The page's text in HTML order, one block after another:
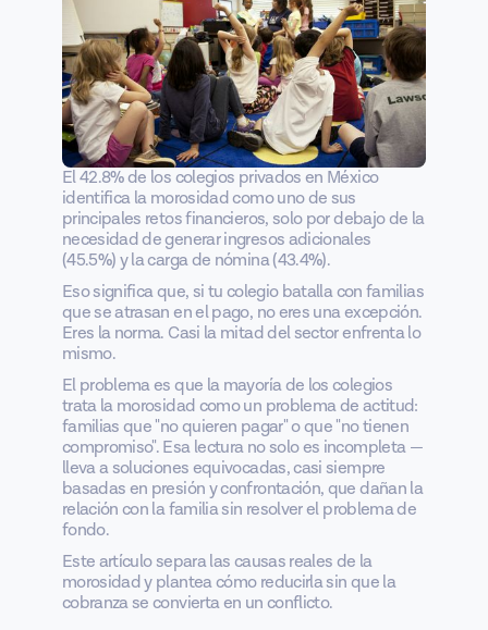
El 42.8% de los colegios privados en México
identifica la morosidad como uno de sus
principales retos financieros, solo por debajo de la
necesidad de generar ingresos adicionales
(45.5%) y la carga de nómina (43.4%).
Eso significa que, si tu colegio batalla con familias
que se atrasan en el pago, no eres una excepción.
Eres la norma. Casi la mitad del sector enfrenta lo
mismo.
El problema es que la mayoría de los colegios
trata la morosidad como un problema de actitud:
familias que "no quieren pagar" o que "no tienen
compromiso". Esa lectura no solo es incompleta —
lleva a soluciones equivocadas, casi siempre
basadas en presión y confrontación, que dañan la
relación con la familia sin resolver el problema de
fondo.
Este artículo separa las causas reales de la
morosidad y plantea cómo reducirla sin que la
cobranza se convierta en un conflicto.